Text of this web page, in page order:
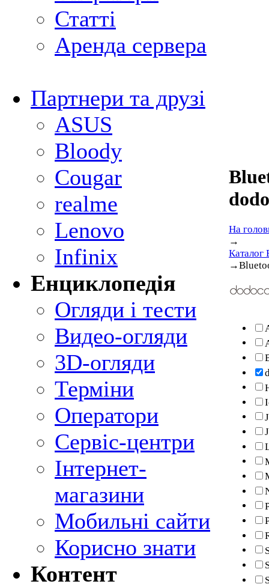
Статті
Аренда сервера
Партнери та друзі
ASUS
Bloody
Cougar
realme
Lenovo
Infinix
Енциклопедія
Огляди і тести
Видео-огляди
3D-огляди
Терміни
Оператори
Сервіс-центри
Інтернет-
магазини
Мобильні сайти
Корисно знати
Контент
На
→
Каталог
→